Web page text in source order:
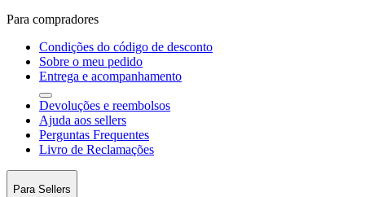
Para compradores
Condições do código de desconto
Sobre o meu pedido
Entrega e acompanhamento
Devoluções e reembolsos
Ajuda aos sellers
Perguntas Frequentes
Livro de Reclamações
Para Sellers